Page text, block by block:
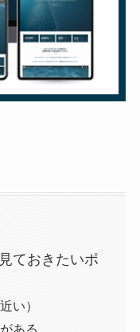
ておきたいポ
い）
ある